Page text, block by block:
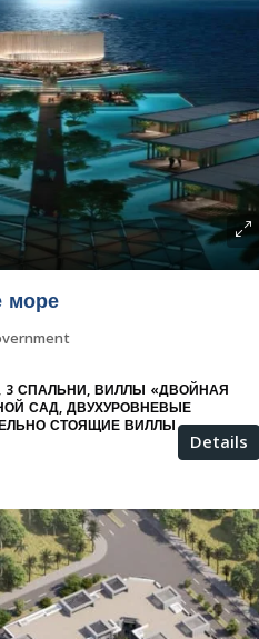
море
3 СПАЛЬНИ, ВИЛЛЫ «ДВОЙНАЯ
САД, ДВУХУРОВНЕВЫЕ
СТОЯЩИЕ ВИЛЛЫ
Details